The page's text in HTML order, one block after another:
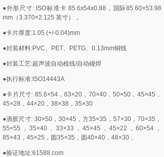
●外形尺寸: ISO标准卡 85.6x54x0.88，国际85.60×53.98
mm（3.370×2.125 英寸），
●卡片厚度:1.05 (+/-0.04)mm
●封装材料:PVC、PET、PETG、0.13mm铜线
●封装工艺:超声波自动植线/自动碰焊
●执行标准:ISO14443A
●卡片尺寸: 85.6×54，83×20，70×40，50×50，45×45，
45×28，44×20，38×38，35×30
●滴胶尺寸: 30×50，30×45，方35×35，57×30，70×35，
55×55，35×40，33×33，45×45，45×22，60×54，
85×43，45×25，圆35×35，圆40×40，48×30，
●验证地址:61588.com